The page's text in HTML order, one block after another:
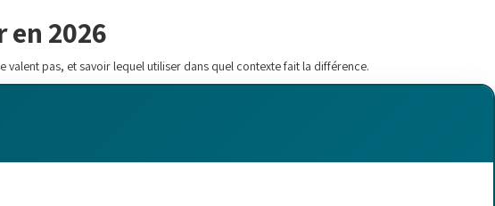
2026
pas, et savoir lequel utiliser dans quel contexte fait la différence.